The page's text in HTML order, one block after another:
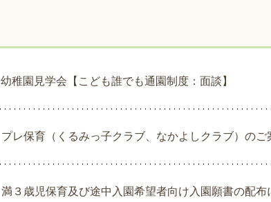
幼稚園見学会【こども誰でも通園制度：面談】
プレ保育（くるみっ子クラブ、なかよしクラブ）のご
満３歳児保育及び途中入園希望者向け入園願書の配布